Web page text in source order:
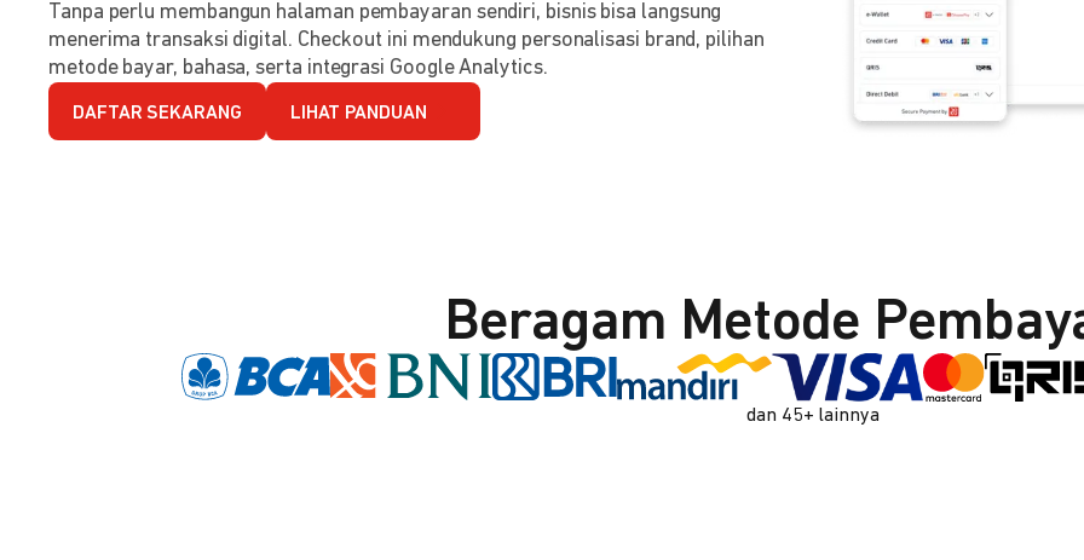
Tanpa perlu membangun halaman pembayaran sendiri, bisnis bisa langsung
menerima transaksi digital. Checkout ini mendukung personalisasi brand, pilihan
metode bayar, bahasa, serta integrasi Google Analytics.
DAFTAR SEKARANG LIHAT PANDUAN
Beragam Metode
dan 45+ lainnya